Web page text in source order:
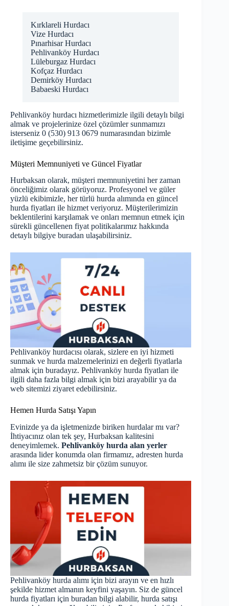
Kırklareli Hurdacı
Vize Hurdacı
Pınarhisar Hurdacı
Pehlivanköy Hurdacı
Lüleburgaz Hurdacı
Kofçaz Hurdacı
Demirköy Hurdacı
Babaeski Hurdacı
Pehlivanköy hurdacı hizmetlerimizle ilgili detaylı bilgi
almak ve projelerinize özel çözümler sunmamızı
isterseniz 0 (530) 913 0679 numarasından bizimle
iletişime geçebilirsiniz.
Müşteri Memnuniyeti ve Güncel Fiyatlar
Hurbaksan olarak, müşteri memnuniyetini her zaman
önceliğimiz olarak görüyoruz. Profesyonel ve güler
yüzlü ekibimizle, her türlü hurda alımında en güncel
hurda fiyatları ile hizmet veriyoruz. Müşterilerimizin
beklentilerini karşılamak ve onları memnun etmek için
sürekli güncellenen fiyat politikalarımız hakkında
detaylı bilgiye buradan ulaşabilirsiniz.
Pehlivanköy hurdacısı olarak, sizlere en iyi hizmeti
sunmak ve hurda malzemelerinizi en değerli fiyatlarla
almak için buradayız. Pehlivanköy hurda fiyatları ile
ilgili daha fazla bilgi almak için bizi arayabilir ya da
web sitemizi ziyaret edebilirsiniz.
Hemen Hurda Satışı Yapın
Evinizde ya da işletmenizde biriken hurdalar mı var?
İhtiyacınız olan tek şey, Hurbaksan kalitesini
deneyimlemek. Pehlivanköy hurda alan yerler
arasında lider konumda olan firmamız, adresten hurda
alımı ile size zahmetsiz bir çözüm sunuyor.
Pehlivanköy hurda alımı için bizi arayın ve en hızlı
şekilde hizmet almanın keyfini yaşayın. Siz de güncel
hurda fiyatları için buradan bilgi alabilir, hurda satışı